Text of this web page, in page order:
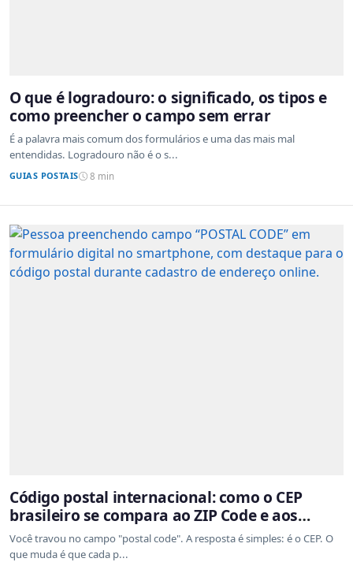
O que é logradouro: o significado, os tipos e
como preencher o campo sem errar
É a palavra mais comum dos formulários e uma das mais mal
entendidas. Logradouro não é o s...
GUIAS POSTAIS 8 min
Código postal internacional: como o CEP
brasileiro se compara ao ZIP Code e aos
sistemas de outros países
Você travou no campo "postal code". A resposta é simples: é o CEP. O
que muda é que cada p...